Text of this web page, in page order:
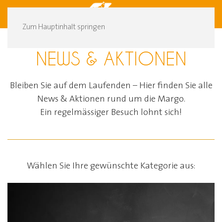
Zum Hauptinhalt springen
NEWS & AKTIONEN
Bleiben Sie auf dem Laufenden – Hier finden Sie alle
News & Aktionen rund um die Margo.
Ein regelmässiger Besuch lohnt sich!
Wählen Sie Ihre gewünschte Kategorie aus: